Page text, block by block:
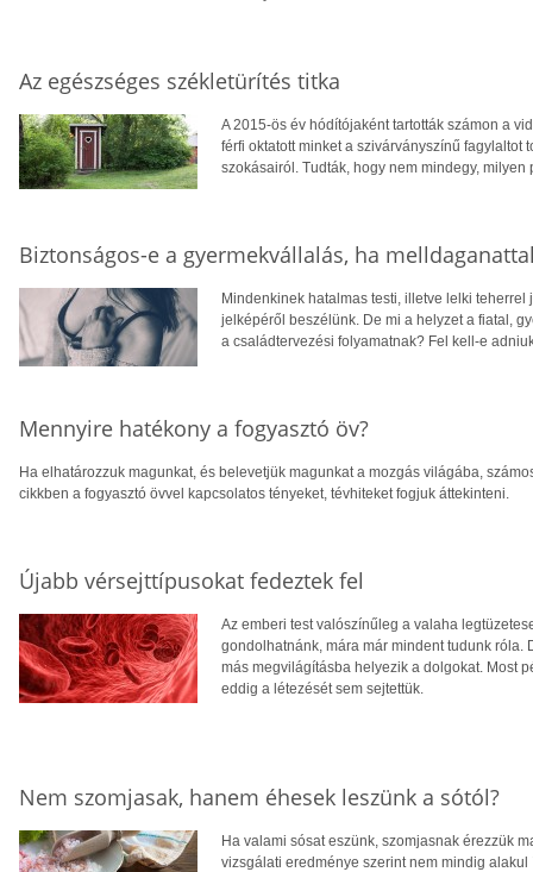
Az egészséges székletürítés titka
A 2015-ös év hódítójaként tartották számon a
férfi oktatott minket a szivárványszínű
szokásairól. Tudták, hogy nem mindegy,
Biztonságos-e a gyermekvállalás, ha
Mindenkinek hatalmas testi, illetve lelki
jelképéről beszélünk. De mi a helyzet a fiatal,
a családtervezési folyamatnak? Fel kell-e
Mennyire hatékony a fogyasztó öv?
Ha elhatározzuk magunkat, és belevetjük magunkat a mozgás világába,
cikkben a fogyasztó övvel kapcsolatos tényeket, tévhiteket fogjuk áttekinteni.
Újabb vérsejttípusokat fedeztek fel
Az emberi test valószínűleg a valaha
gondolhatnánk, mára már mindent tudunk
más megvilágításba helyezik a dolgokat. Most
eddig a létezését sem sejtettük.
Nem szomjasak, hanem éhesek leszünk a sótól?
Ha valami sósat eszünk, szomjasnak érezzük
vizsgálati eredménye szerint nem mindig alakul